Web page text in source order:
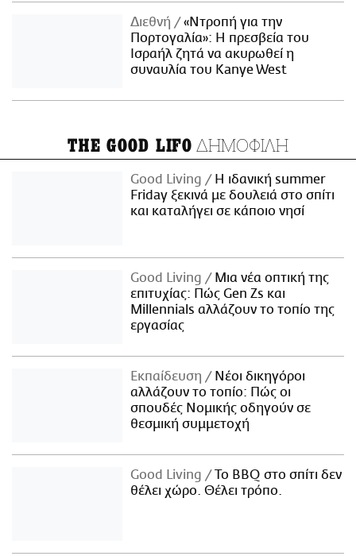
Διεθνή
«Ντροπή για την
Πορτογαλία»: Η πρεσβεία του
Ισραήλ ζητά να ακυρωθεί η
συναυλία του Kanye West
THE GOOD LIFO ΔΗΜΟΦΙΛΗ
Good Living
Η ιδανική summer
Friday ξεκινά με δουλειά στο σπίτι
και καταλήγει σε κάποιο νησί
Good Living
Μια νέα οπτική της
επιτυχίας: Πώς Gen Zs και
Millennials αλλάζουν το τοπίο της
εργασίας
Εκπαίδευση
Νέοι δικηγόροι
αλλάζουν το τοπίο: Πώς οι
σπουδές Νομικής οδηγούν σε
θεσμική συμμετοχή
Good Living
Το BBQ στο σπίτι δεν
θέλει χώρο. Θέλει τρόπο.